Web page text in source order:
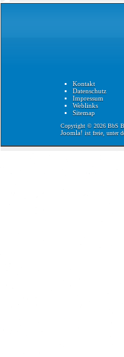
Kontakt
Datenschutz
Impressum
Weblinks
Sitemap
Copyright © 2026 BbS
Joomla! ist freie, unter